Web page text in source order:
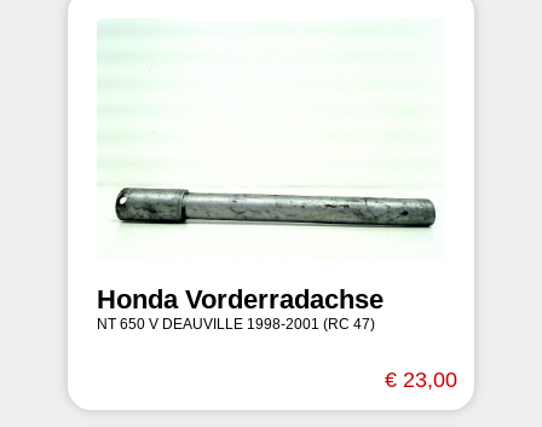
Honda Vorderradachse
NT 650 V DEAUVILLE 1998-2001 (RC 47)
€ 23,00